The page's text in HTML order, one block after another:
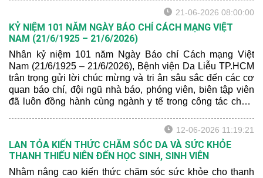
21-06-2026 08:00:00
KỶ NIỆM 101 NĂM NGÀY BÁO CHÍ CÁCH MẠNG VIỆT
NAM (21/6/1925 – 21/6/2026)
Nhân kỷ niệm 101 năm Ngày Báo chí Cách mạng Việt
Nam (21/6/1925 – 21/6/2026), Bệnh viện Da Liễu TP.HCM
trân trọng gửi lời chúc mừng và tri ân sâu sắc đến các cơ
quan báo chí, đội ngũ nhà báo, phóng viên, biên tập viên
đã luôn đồng hành cùng ngành y tế trong công tác chăm
12-06-2026 11:19:21
LAN TỎA KIẾN THỨC CHĂM SÓC DA VÀ SỨC KHỎE
THANH THIẾU NIÊN ĐẾN HỌC SINH, SINH VIÊN
Nhằm nâng cao kiến thức chăm sóc sức khỏe cho thanh